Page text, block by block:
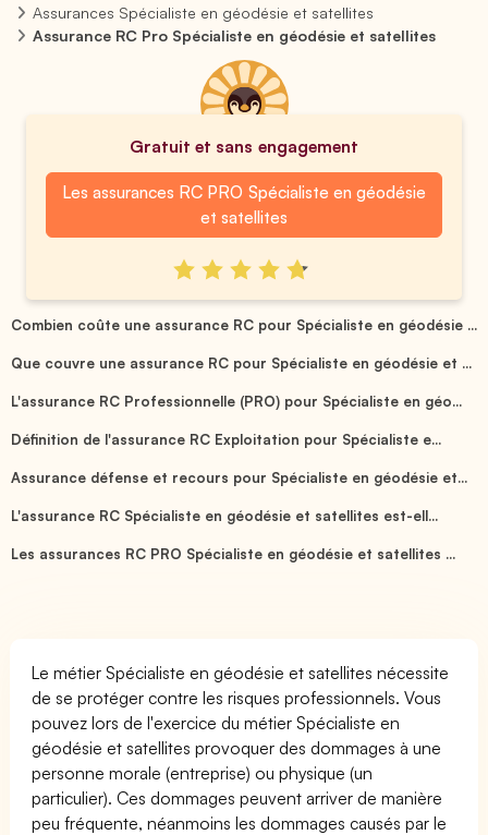
Assurances Spécialiste en géodésie et satellites
Assurance RC Pro Spécialiste en géodésie et satellites
Gratuit et sans engagement
Les assurances RC PRO Spécialiste en géodésie
et satellites
Combien coûte une assurance RC pour Spécialiste en géodésie ...
Que couvre une assurance RC pour Spécialiste en géodésie et ...
L'assurance RC Professionnelle (PRO) pour Spécialiste en géo...
Définition de l'assurance RC Exploitation pour Spécialiste e...
Assurance défense et recours pour Spécialiste en géodésie et...
L'assurance RC Spécialiste en géodésie et satellites est-ell...
Les assurances RC PRO Spécialiste en géodésie et satellites ...
Le métier Spécialiste en géodésie et satellites nécessite
de se protéger contre les risques professionnels. Vous
pouvez lors de l'exercice du métier Spécialiste en
géodésie et satellites provoquer des dommages à une
personne morale (entreprise) ou physique (un
particulier). Ces dommages peuvent arriver de manière
peu fréquente, néanmoins les dommages causés par le